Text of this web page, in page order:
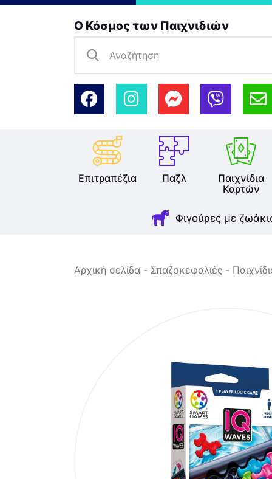
Ο Κόσμος των Παιχνιδιών
Επιτραπέζια Παζλ
Παιχνίδια
Καρτών
Φιγούρες με
Αρχική σελίδα Σπαζοκεφαλιές